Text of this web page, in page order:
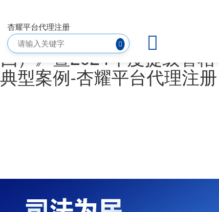
最高人民法院发布《人民法
院司法改革案例选编（十
四）》暨2024年度提级管辖
典型案例-杏耀平台代理注册
杏耀平台代理注册